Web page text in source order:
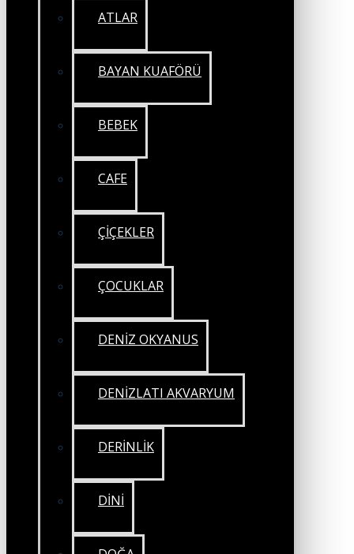
ATLAR
BAYAN KUAFÖRÜ
BEBEK
CAFE
ÇİÇEKLER
ÇOCUKLAR
DENİZ OKYANUS
DENİZLATI AKVARYUM
DERİNLİK
DİNİ